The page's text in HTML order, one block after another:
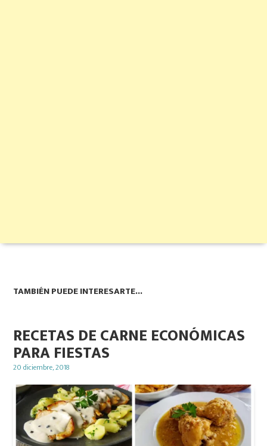
TAMBIÉN PUEDE INTERESARTE...
RECETAS DE CARNE ECONÓMICAS
PARA FIESTAS
Posted
20 diciembre, 2018